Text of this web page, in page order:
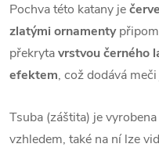
Pochva této katany je
zlatými ornamenty
překrytavrstvou černého
efektem, což dodává
Tsuba (záštita) je
vzhledem, také na ní lze